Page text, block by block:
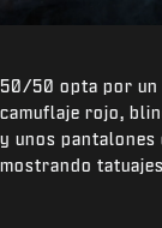
50/50 opta por un
camuflaje rojo,
y unos pantalones
mostrando